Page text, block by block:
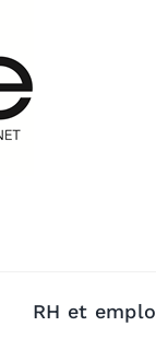
RH et